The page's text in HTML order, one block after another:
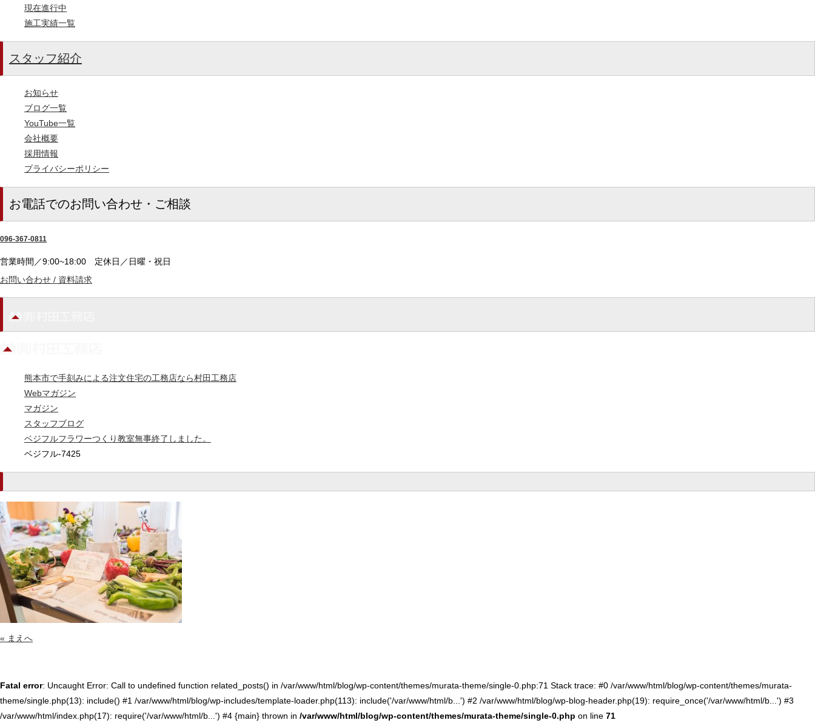
現在進行中
施工実績一覧
スタッフ紹介
お知らせ
ブログ一覧
YouTube一覧
会社概要
採用情報
プライバシーポリシー
お電話でのお問い合わせ・ご相談
096-367-0811
営業時間／9:00~18:00 定休日／日曜・祝日
お問い合わせ / 資料請求
熊本市で手刻みによる注文住宅の工務店なら村田工務店
Webマガジン
マガジン
スタッフブログ
ベジフルフラワーつくり教室無事終了しました。
ベジフル-7425
« まえへ
Fatal error: Uncaught Error: Call to undefined function related_posts() in /var/www/html/blog/wp-content/themes/murata-theme/single-0.php:71 Stack trace: #0 /var/www/html/blog/wp-content/themes/murata-
theme/single.php(13): include() #1 /var/www/html/blog/wp-includes/template-loader.php(113): include('/var/www/html/b...') #2 /var/www/html/blog/wp-blog-header.php(19): require_once('/var/www/html/b...') #3
/var/www/html/index.php(17): require('/var/www/html/b...') #4 {main} thrown in /var/www/html/blog/wp-content/themes/murata-theme/single-0.php on line 71